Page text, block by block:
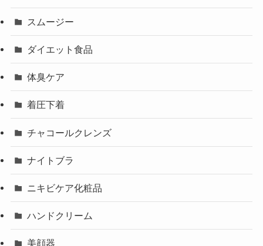
スムージー
ダイエット食品
体臭ケア
着圧下着
チャコールクレンズ
ナイトブラ
ニキビケア化粧品
ハンドクリーム
美顔器